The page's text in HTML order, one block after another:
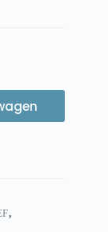
,